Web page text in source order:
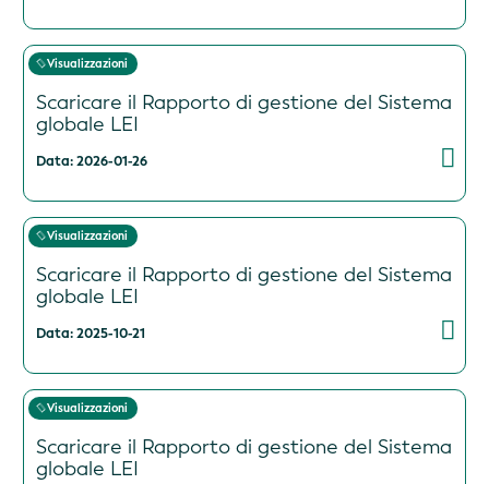
Visualizzazioni
Scaricare il Rapporto di gestione del Sistema
globale LEI
Data: 2026-01-26
Visualizzazioni
Scaricare il Rapporto di gestione del Sistema
globale LEI
Data: 2025-10-21
Visualizzazioni
Scaricare il Rapporto di gestione del Sistema
globale LEI